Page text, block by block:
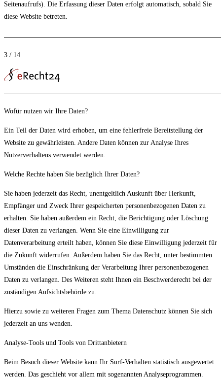
Seitenaufrufs). Die Erfassung dieser Daten erfolgt automatisch, sobald Sie
diese Website betreten.
3 / 14
Wofür nutzen wir Ihre Daten?
Ein Teil der Daten wird erhoben, um eine fehlerfreie Bereitstellung der
Website zu gewährleisten. Andere Daten können zur Analyse Ihres
Nutzerverhaltens verwendet werden.
Welche Rechte haben Sie bezüglich Ihrer Daten?
Sie haben jederzeit das Recht, unentgeltlich Auskunft über Herkunft,
Empfänger und Zweck Ihrer gespeicherten personenbezogenen Daten zu
erhalten. Sie haben außerdem ein Recht, die Berichtigung oder Löschung
dieser Daten zu verlangen. Wenn Sie eine Einwilligung zur
Datenverarbeitung erteilt haben, können Sie diese Einwilligung jederzeit für
die Zukunft widerrufen. Außerdem haben Sie das Recht, unter bestimmten
Umständen die Einschränkung der Verarbeitung Ihrer personenbezogenen
Daten zu verlangen. Des Weiteren steht Ihnen ein Beschwerderecht bei der
zuständigen Aufsichtsbehörde zu.
Hierzu sowie zu weiteren Fragen zum Thema Datenschutz können Sie sich
jederzeit an uns wenden.
Analyse-Tools und Tools von Drittanbietern
Beim Besuch dieser Website kann Ihr Surf-Verhalten statistisch ausgewertet
werden. Das geschieht vor allem mit sogenannten Analyseprogrammen.